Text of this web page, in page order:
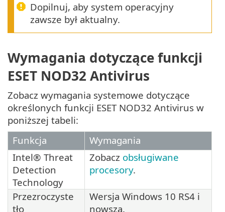
Dopilnuj, aby system operacyjny
zawsze był aktualny.
Wymagania dotyczące funkcji
ESET NOD32 Antivirus
Zobacz wymagania systemowe dotyczące
określonych funkcji ESET NOD32 Antivirus w
poniższej tabeli:
Funkcja
Wymagania
Intel® Threat
Detection
Technology
Zobacz obsługiwane
procesory.
Przezroczyste
tło
Wersja Windows 10 RS4 i
nowsza.